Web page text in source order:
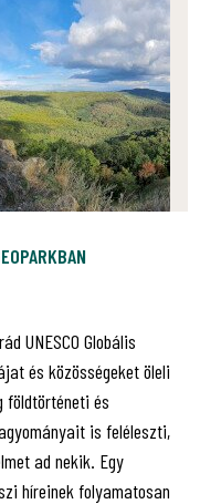
UNESCO Globális
és közösségeket öleli
földtörténeti és
is feléleszti,
ad nekik. Egy
híreinek folyamatosan